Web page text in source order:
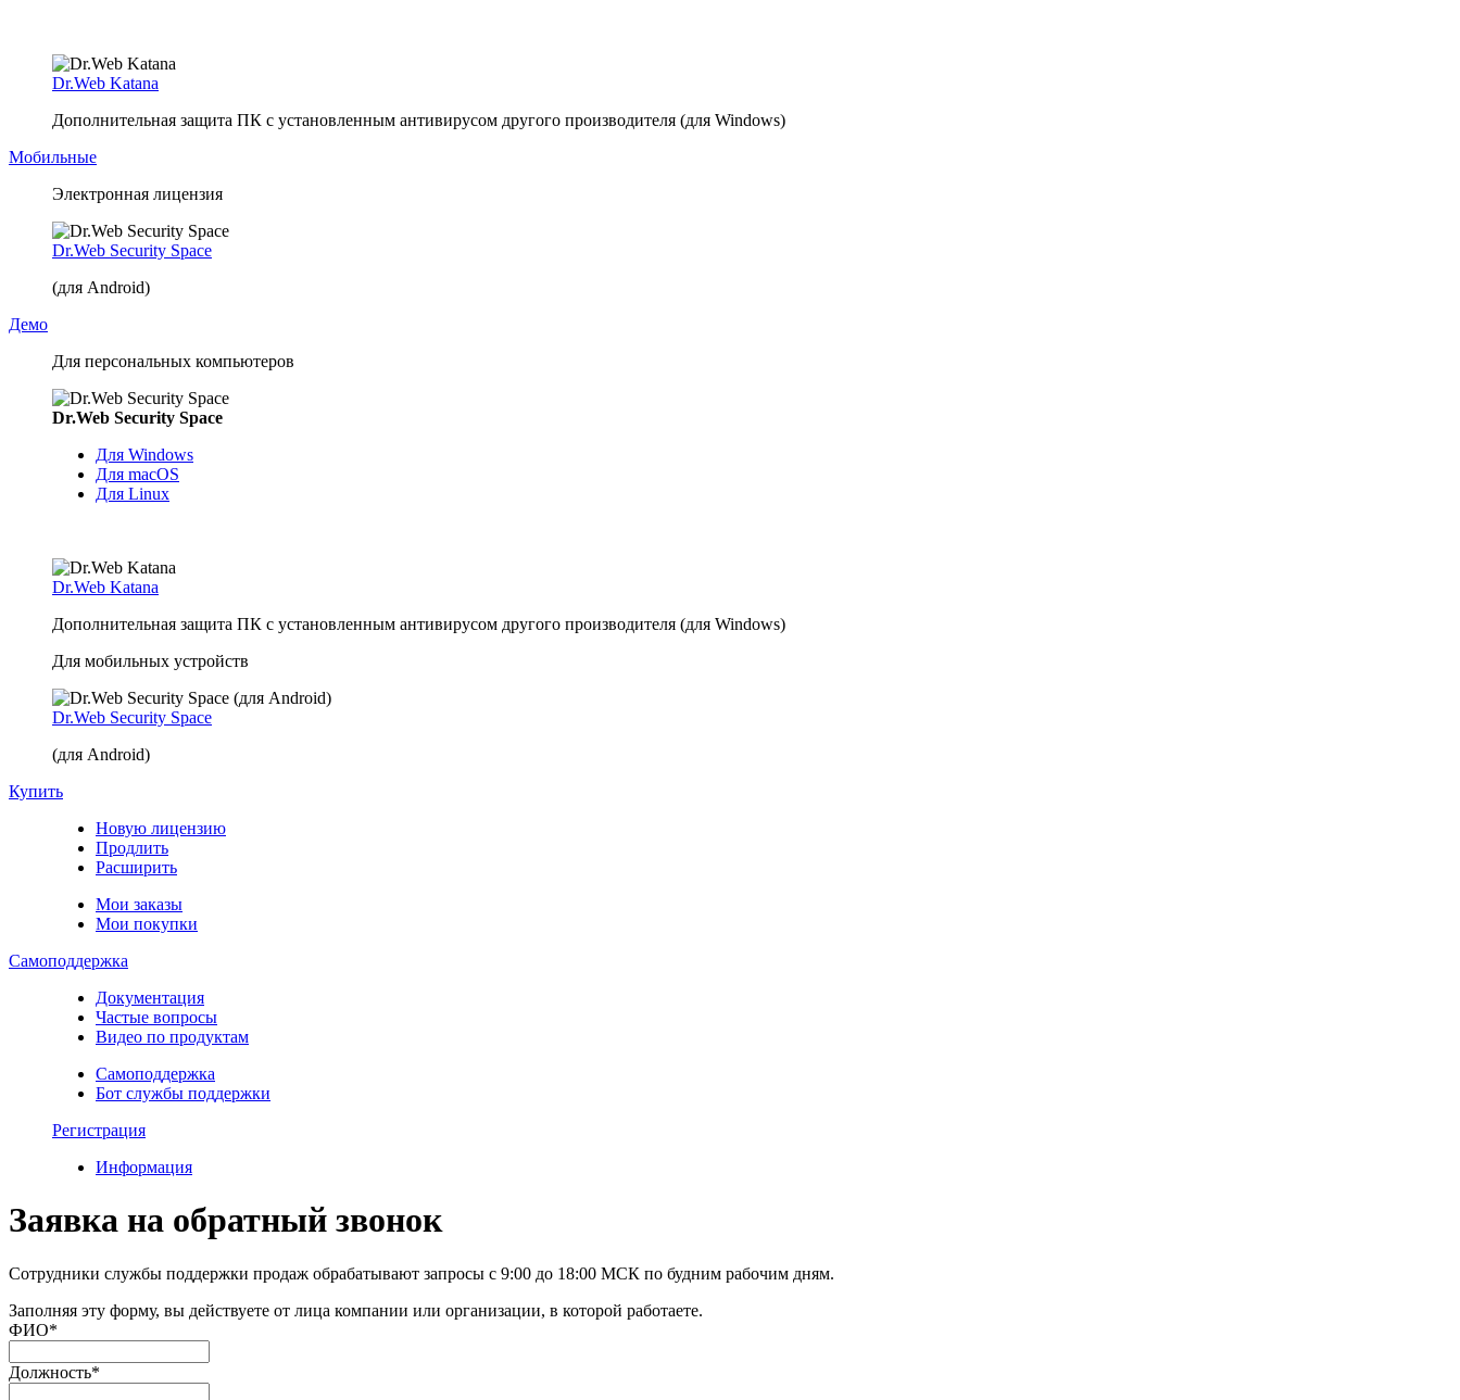
Dr.Web Katana
Дополнительная защита ПК с установленным антивирусом другого производителя (для Windows)
Мобильные
Электронная лицензия
Dr.Web Security Space
(для Android)
Демо
Для персональных компьютеров
Dr.Web Security Space
Для Windows
Для macOS
Для Linux
Dr.Web Katana
Дополнительная защита ПК с установленным антивирусом другого производителя (для Windows)
Для мобильных устройств
Dr.Web Security Space
(для Android)
Купить
Новую лицензию
Продлить
Расширить
Мои заказы
Мои покупки
Самоподдержка
Документация
Частые вопросы
Видео по продуктам
Самоподдержка
Бот службы поддержки
Регистрация
Информация
Заявка на обратный звонок
Сотрудники службы поддержки продаж обрабатывают запросы с 9:00 до 18:00 МСК по будним рабочим дням.
Заполняя эту форму, вы действуете от лица компании или организации, в которой работаете.
ФИО*
Должность*